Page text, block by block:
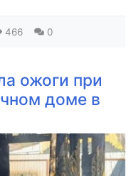
466 0
ожоги при
доме в